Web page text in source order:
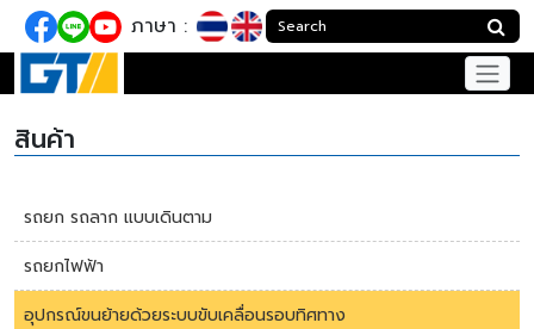
ภาษา :
สินค้า
รถยก รถลาก แบบเดินตาม
รถยกไฟฟ้า
อุปกรณ์ขนย้ายด้วยระบบขับเคลื่อนรอบทิศทาง